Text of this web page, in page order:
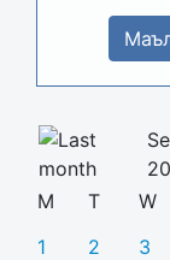
M
T W
1
2 3